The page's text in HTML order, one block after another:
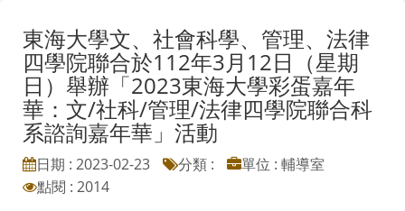
東海大學文、社會科學、管理、法律
四學院聯合於112年3月12日（星期
日）舉辦「2023東海大學彩蛋嘉年
華：文/社科/管理/法律四學院聯合科
系諮詢嘉年華」活動
日期 : 2023-02-23 分類 :
單位 : 輔導室
點閱 : 2014